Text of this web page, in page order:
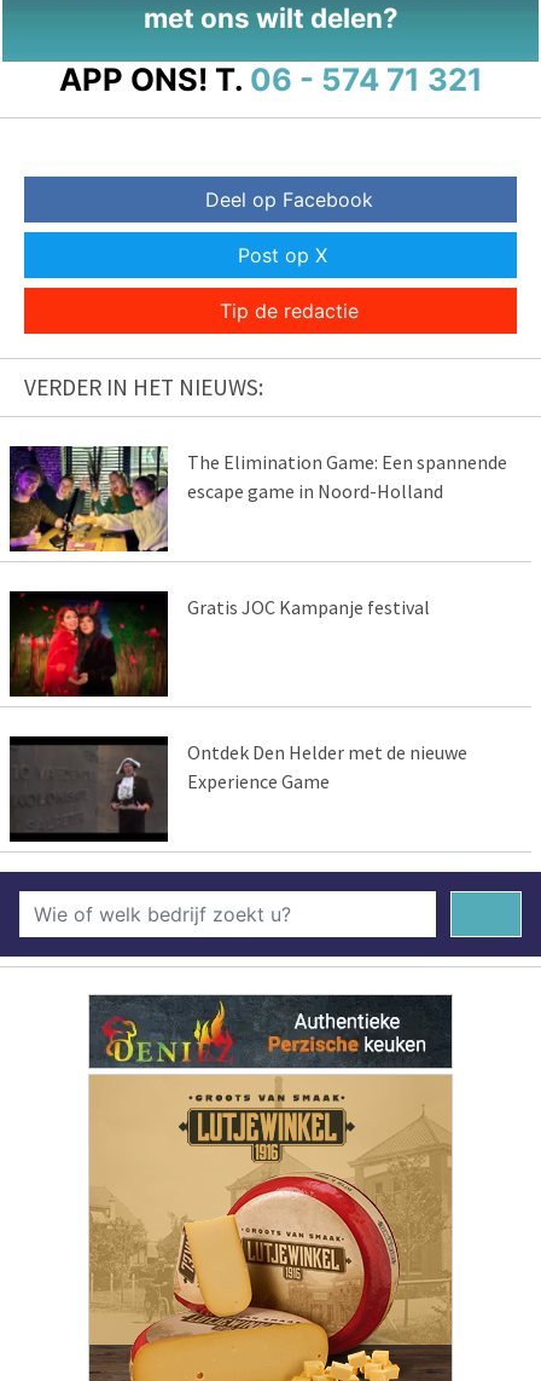
met ons wilt delen?
APP ONS! T. 06 - 574 71 321
Deel op Facebook
Post op X
Tip de redactie
VERDER IN HET NIEUWS:
The Elimination Game: Een spannende
escape game in Noord-Holland
Gratis JOC Kampanje festival
Ontdek Den Helder met de nieuwe
Experience Game